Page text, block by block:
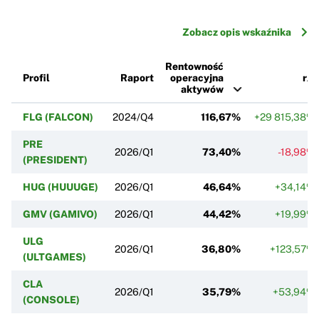
Zobacz opis wskaźnika
Profil Raport
Rentowność
operacyjna
aktywów
r/r
FLG (FALCON) 2024/Q4 116,67% +29 815,38%
PRE
(PRESIDENT)
2026/Q1 73,40% -18,98%
HUG (HUUUGE) 2026/Q1 46,64% +34,14%
GMV (GAMIVO) 2026/Q1 44,42% +19,99%
ULG
(ULTGAMES)
2026/Q1 36,80% +123,57%
CLA
(CONSOLE)
2026/Q1 35,79% +53,94%